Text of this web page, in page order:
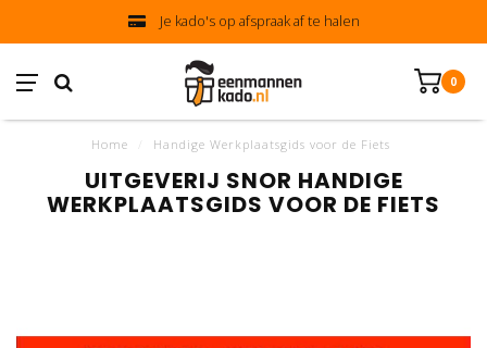
Je kado's op afspraak af te halen
0
Home Handige Werkplaatsgids voor de Fiets
UITGEVERIJ SNOR HANDIGE
WERKPLAATSGIDS VOOR DE FIETS